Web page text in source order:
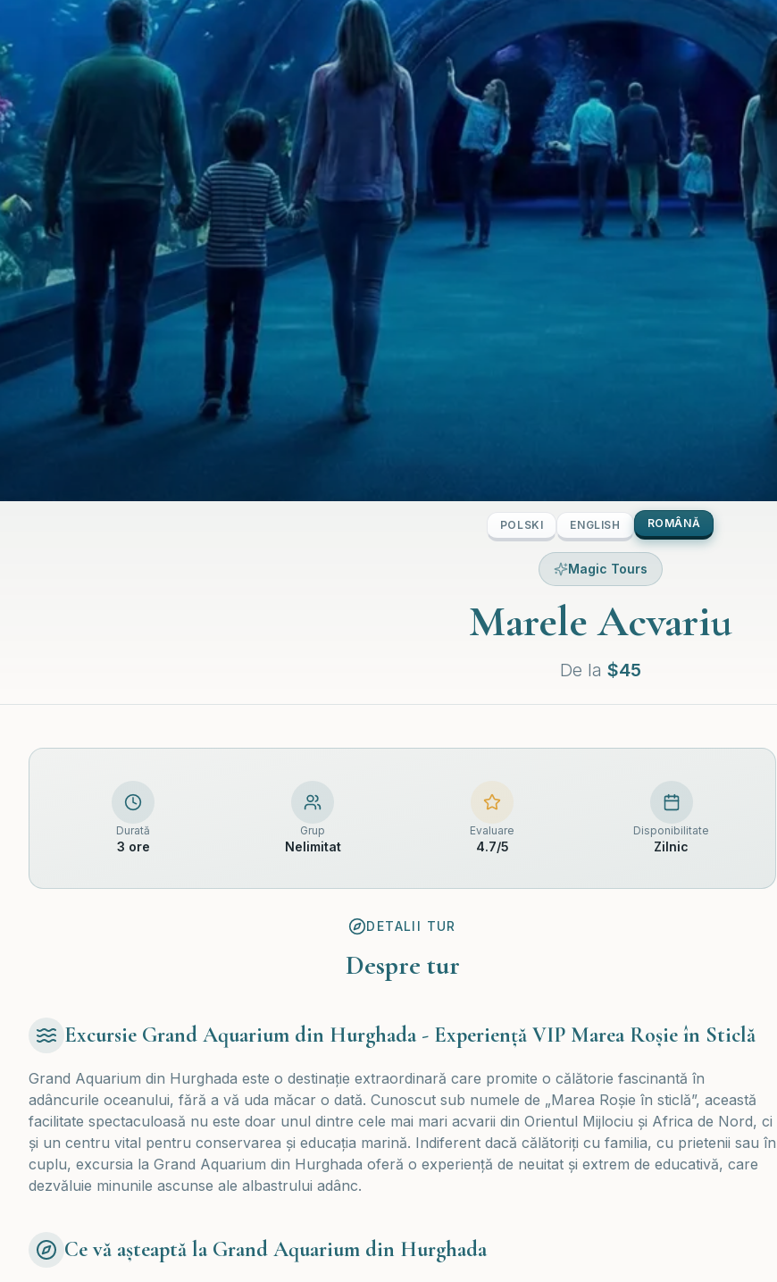
POLSKI ENGLISH ROMÂNĂ
Magic Tours
Marele Acvariu
De la $45
Durată
3 ore
Grup
Nelimitat
Evaluare
4.7/5
Disponibilitate
Zilnic
DETALII TUR
Despre tur
Excursie Grand Aquarium din Hurghada - Experiență VIP Marea Roșie în Sticlă
Grand Aquarium din Hurghada este o destinație extraordinară care promite o călătorie fascinantă în
adâncurile oceanului, fără a vă uda măcar o dată. Cunoscut sub numele de „Marea Roșie în sticlă”, această
facilitate spectaculoasă nu este doar unul dintre cele mai mari acvarii din Orientul Mijlociu și Africa de Nord, ci
și un centru vital pentru conservarea și educația marină. Indiferent dacă călătoriți cu familia, cu prietenii sau în
cuplu, excursia la Grand Aquarium din Hurghada oferă o experiență de neuitat și extrem de educativă, care
dezvăluie minunile ascunse ale albastrului adânc.
Ce vă așteaptă la Grand Aquarium din Hurghada